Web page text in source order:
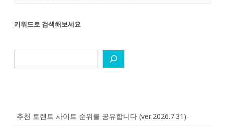
키워드로 검색해보세요
추천 토렌트 사이트 순위를 공유합니다 (ver.2026.7.31)